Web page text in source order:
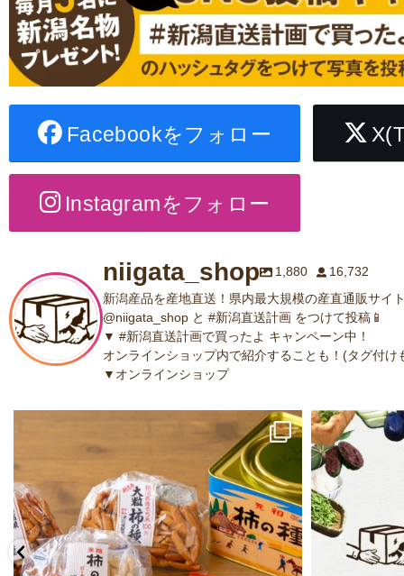
Facebookをフォロー
Instagramをフォロー
niigata_shop 1,880
16,732
新潟産品を産地直送！県内最大規模の産直通販サイ
@niigata_shop と #新潟直送計画 をつけて投稿📱
▼ #新潟直送計画で買ったよ キャンペーン中！
オンラインショップ内で紹介することも！(タグ付け
▼オンラインショップ